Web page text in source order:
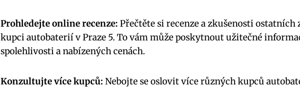
Prohledejte‌ online recenze: Přečtěte‍ si recenze a zkušenosti
kupci autobaterií v Praze 5. To vám‌ může poskytnout užitečné
spolehlivosti a nabízených cenách.
Konzultujte více ⁤kupců: Nebojte se oslovit více​ různých ‌kupců‌